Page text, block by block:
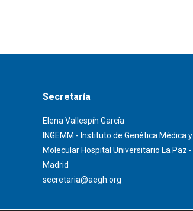
Secretaría
Elena Vallespín García
INGEMM - Instituto de Genética Médica y
Molecular Hospital Universitario La Paz -
Madrid
secretaria@aegh.org